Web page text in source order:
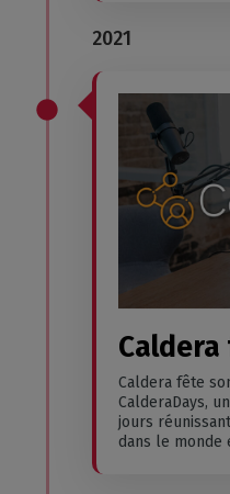
2021
Caldera
Caldera fête
CalderaDays,
jours
dans le monde